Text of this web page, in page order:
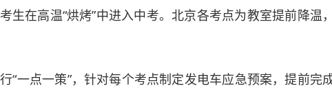
在高温“烘烤”中进入中考。北京各考点为教室提前降温，
点一策”，针对每个考点制定发电车应急预案，提前完